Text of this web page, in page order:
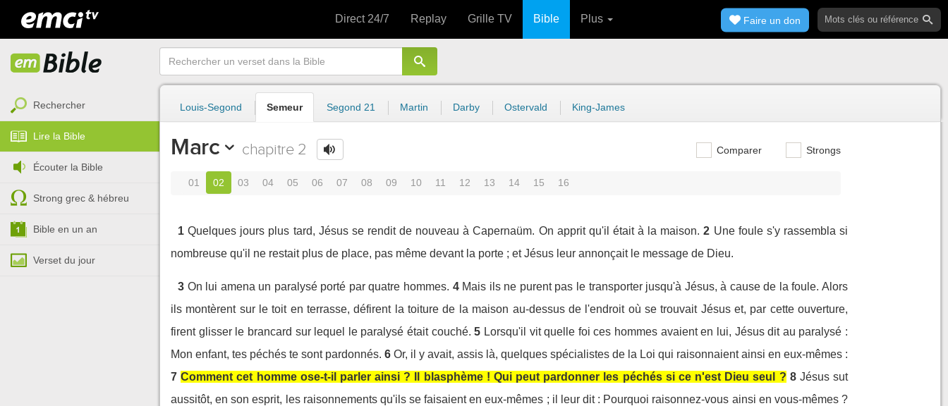
Direct 24/7 Replay Grille TV Bible Plus Faire un don
Rechercher
Lire la Bible
Écouter la Bible
Strong grec & hébreu
Bible en un an
Verset du jour
Louis-Segond Semeur Segond 21 Martin Darby Ostervald King-James
Marc chapitre 2 Comparer Strongs
01 02 03 04 05 06 07 08 09 10 11 12 13 14 15 16
1 Quelques jours plus tard, Jésus se rendit de nouveau à Capernaüm. On apprit qu'il était à la maison. 2 Une foule s'y rassembla si
nombreuse qu'il ne restait plus de place, pas même devant la porte ; et Jésus leur annonçait le message de Dieu.
3 On lui amena un paralysé porté par quatre hommes. 4 Mais ils ne purent pas le transporter jusqu'à Jésus, à cause de la foule. Alors
ils montèrent sur le toit en terrasse, défirent la toiture de la maison au-dessus de l'endroit où se trouvait Jésus et, par cette ouverture,
firent glisser le brancard sur lequel le paralysé était couché. 5 Lorsqu'il vit quelle foi ces hommes avaient en lui, Jésus dit au paralysé :
Mon enfant, tes péchés te sont pardonnés. 6 Or, il y avait, assis là, quelques spécialistes de la Loi qui raisonnaient ainsi en eux-mêmes :
7 Comment cet homme ose-t-il parler ainsi ? Il blasphème ! Qui peut pardonner les péchés si ce n'est Dieu seul ? 8 Jésus sut
aussitôt, en son esprit, les raisonnements qu'ils se faisaient en eux-mêmes ; il leur dit : Pourquoi raisonnez-vous ainsi en vous-mêmes ?